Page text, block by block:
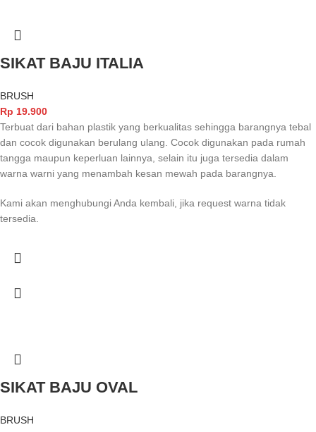
SIKAT BAJU ITALIA
BRUSH
Rp 19.900
Terbuat dari bahan plastik yang berkualitas sehingga barangnya tebal
dan cocok digunakan berulang ulang. Cocok digunakan pada rumah
tangga maupun keperluan lainnya, selain itu juga tersedia dalam
warna warni yang menambah kesan mewah pada barangnya.
Kami akan menghubungi Anda kembali, jika request warna tidak
tersedia.
SIKAT BAJU OVAL
BRUSH